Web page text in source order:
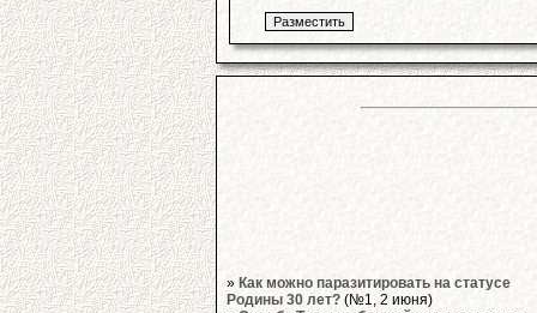
» Как можно паразитировать на статусе
Родины 30 лет? (№1, 2 июня)